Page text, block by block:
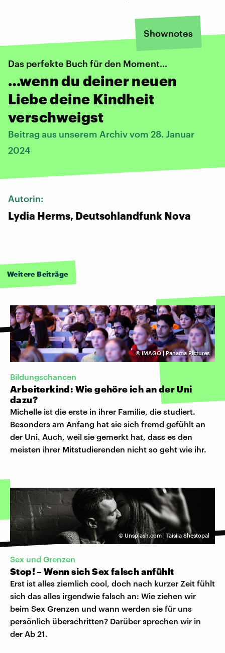
Shownotes
Das perfekte Buch für den Moment...
…wenn du deiner neuen
Liebe deine Kindheit
verschweigst
Beitrag aus unserem Archiv vom 28. Januar
2024
Autorin:
Lydia Herms, Deutschlandfunk Nova
Weitere Beiträge
©IMAGO | Panama Pictures
Bildungschancen
Arbeiterkind: Wie gehöre ich an der Uni
dazu?
Michelle ist die erste in ihrer Familie, die studiert.
Besonders am Anfang hat sie sich fremd gefühlt an
der Uni. Auch, weil sie gemerkt hat, dass es den
meisten ihrer Mitstudierenden nicht so geht wie ihr.
© Unsplash.com | Taisiia Shestopal
Sex und Grenzen
Stop! – Wenn sich Sex falsch anfühlt
Erst ist alles ziemlich cool, doch nach kurzer Zeit fühlt
sich das alles irgendwie falsch an: Wie ziehen wir
beim Sex Grenzen und wann werden sie für uns
persönlich überschritten? Darüber sprechen wir in
der Ab 21.